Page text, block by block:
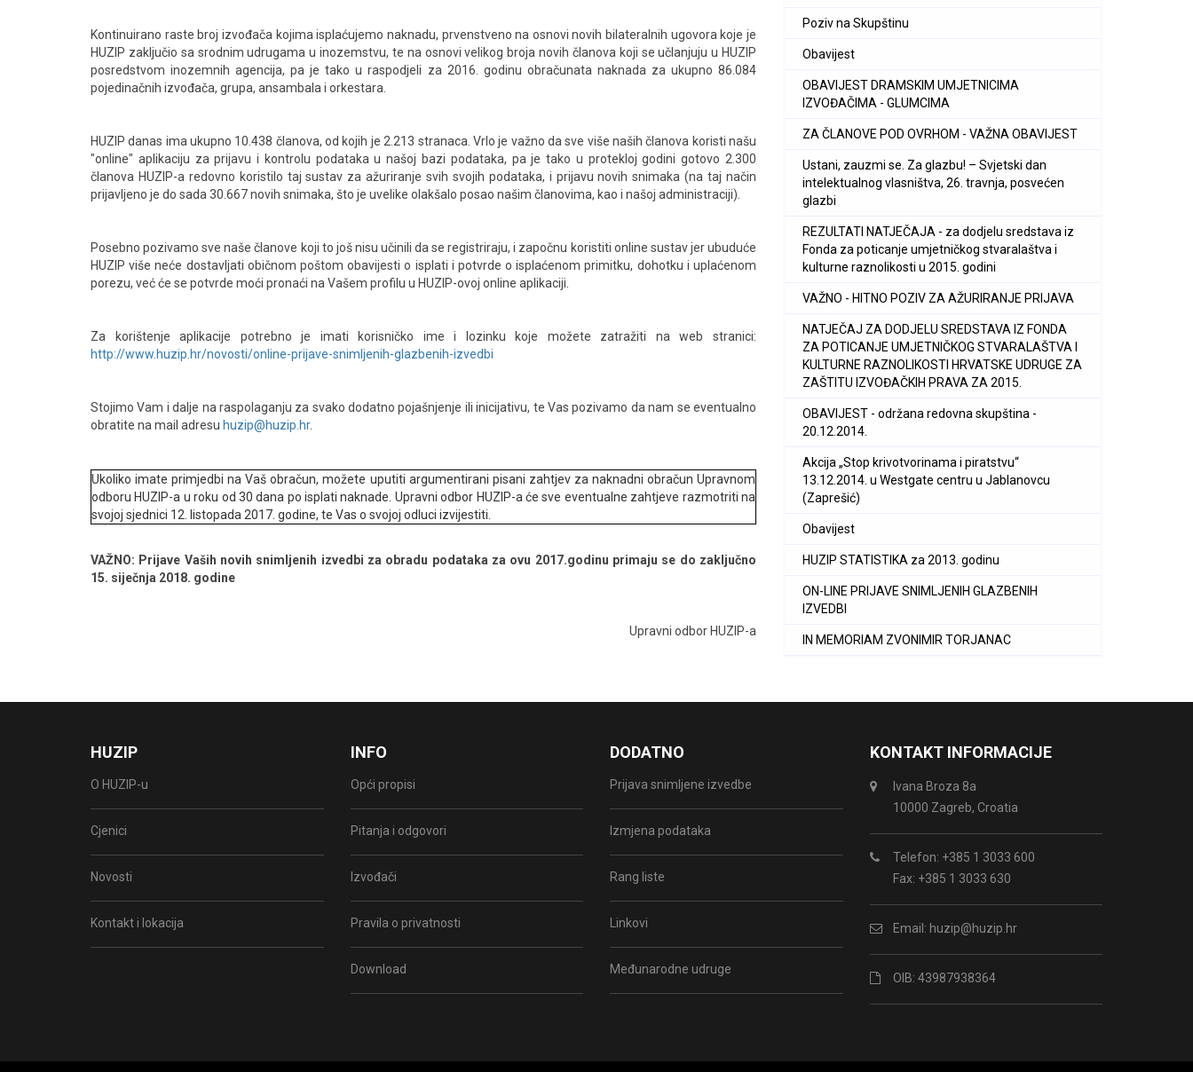
Kontinuirano raste broj izvođača kojima isplaćujemo naknadu, prvenstveno na osnovi novih bilateralnih ugovora koje je
HUZIP zaključio sa srodnim udrugama u inozemstvu, te na osnovi velikog broja novih članova koji se učlanjuju u HUZIP
posredstvom inozemnih agencija, pa je tako u raspodjeli za 2016. godinu obračunata naknada za ukupno 86.084
pojedinačnih izvođača, grupa, ansambala i orkestara.
HUZIP danas ima ukupno 10.438 članova, od kojih je 2.213 stranaca. Vrlo je važno da sve više naših članova koristi našu
"online" aplikaciju za prijavu i kontrolu podataka u našoj bazi podataka, pa je tako u protekloj godini gotovo 2.300
članova HUZIP-a redovno koristilo taj sustav za ažuriranje svih svojih podataka, i prijavu novih snimaka (na taj način
prijavljeno je do sada 30.667 novih snimaka, što je uvelike olakšalo posao našim članovima, kao i našoj administraciji).
Posebno pozivamo sve naše članove koji to još nisu učinili da se registriraju, i započnu koristiti online sustav jer ubuduće
HUZIP više neće dostavljati običnom poštom obavijesti o isplati i potvrde o isplaćenom primitku, dohotku i uplaćenom
porezu, već će se potvrde moći pronaći na Vašem profilu u HUZIP-ovoj online aplikaciji.
Za korištenje aplikacije potrebno je imati korisničko ime i lozinku koje možete zatražiti na web stranici:
http://www.huzip.hr/novosti/online-prijave-snimljenih-glazbenih-izvedbi
Stojimo Vam i dalje na raspolaganju za svako dodatno pojašnjenje ili inicijativu, te Vas pozivamo da nam se eventualno
obratite na mail adresu huzip@huzip.hr.
Ukoliko imate primjedbi na Vaš obračun, možete uputiti argumentirani pisani zahtjev za naknadni obračun Upravnom
odboru HUZIP-a u roku od 30 dana po isplati naknade. Upravni odbor HUZIP-a će sve eventualne zahtjeve razmotriti na
svojoj sjednici 12. listopada 2017. godine, te Vas o svojoj odluci izvijestiti.
VAŽNO: Prijave Vaših novih snimljenih izvedbi za obradu podataka za ovu 2017.godinu primaju se do zaključno
15. siječnja 2018. godine
Upravni odbor HUZIP-a
Poziv na Skupštinu
Obavijest
OBAVIJEST DRAMSKIM UMJETNICIMA
IZVOĐAČIMA - GLUMCIMA
ZA ČLANOVE POD OVRHOM - VAŽNA OBAVIJEST
Ustani, zauzmi se. Za glazbu! – Svjetski dan
intelektualnog vlasništva, 26. travnja, posvećen
glazbi
REZULTATI NATJEČAJA - za dodjelu sredstava iz
Fonda za poticanje umjetničkog stvaralaštva i
kulturne raznolikosti u 2015. godini
VAŽNO - HITNO POZIV ZA AŽURIRANJE PRIJAVA
NATJEČAJ ZA DODJELU SREDSTAVA IZ FONDA
ZA POTICANJE UMJETNIČKOG STVARALAŠTVA I
KULTURNE RAZNOLIKOSTI HRVATSKE UDRUGE ZA
ZAŠTITU IZVOĐAČKIH PRAVA ZA 2015.
OBAVIJEST - održana redovna skupština -
20.12.2014.
Akcija „Stop krivotvorinama i piratstvu“
13.12.2014. u Westgate centru u Jablanovcu
(Zaprešić)
Obavijest
HUZIP STATISTIKA za 2013. godinu
ON-LINE PRIJAVE SNIMLJENIH GLAZBENIH
IZVEDBI
IN MEMORIAM ZVONIMIR TORJANAC
HUZIP
O HUZIP-u
Cjenici
Novosti
Kontakt i lokacija
INFO
Opći propisi
Pitanja i odgovori
Izvođači
Pravila o privatnosti
Download
DODATNO
Prijava snimljene izvedbe
Izmjena podataka
Rang liste
Linkovi
Međunarodne udruge
KONTAKT INFORMACIJE
Ivana Broza 8a
10000 Zagreb, Croatia
Telefon: +385 1 3033 600
Fax: +385 1 3033 630
Email: huzip@huzip.hr
OIB: 43987938364